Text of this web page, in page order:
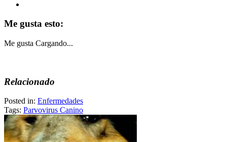
Me gusta esto:
Me gusta Cargando...
Relacionado
Posted in: Enfermedades
Tags: Parvovirus Canino